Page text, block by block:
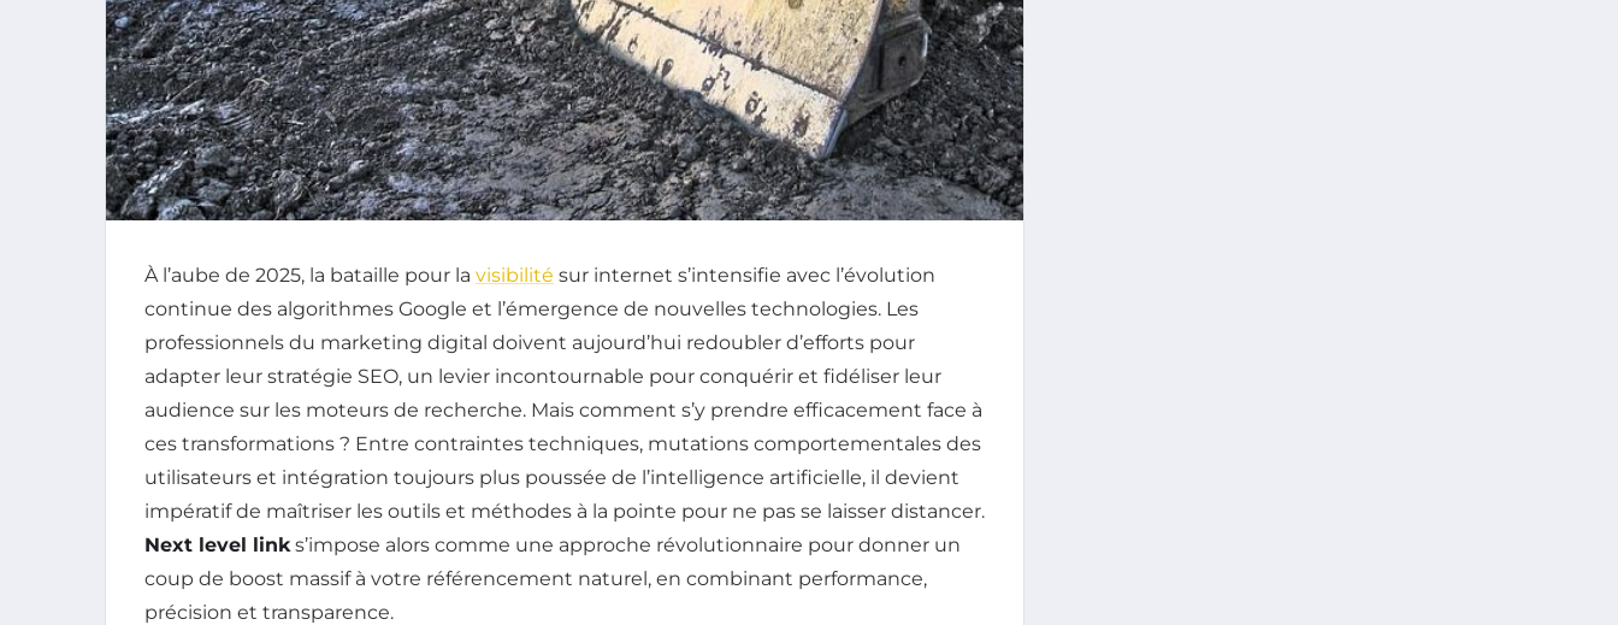
À l’aube de 2025, la bataille pour la visibilité sur internet s’intensifie avec l’évolution
continue des algorithmes Google et l’émergence de nouvelles technologies. Les
professionnels du marketing digital doivent aujourd’hui redoubler d’efforts pour
adapter leur stratégie SEO, un levier incontournable pour conquérir et fidéliser leur
audience sur les moteurs de recherche. Mais comment s’y prendre efficacement face à
ces transformations ? Entre contraintes techniques, mutations comportementales des
utilisateurs et intégration toujours plus poussée de l’intelligence artificielle, il devient
impératif de maîtriser les outils et méthodes à la pointe pour ne pas se laisser distancer.
Next level links’impose alors comme une approche révolutionnaire pour donner un
coup de boost massif à votre référencement naturel, en combinant performance,
précision et transparence.